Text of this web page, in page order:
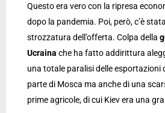
Questo era vero con la ripresa
dopo la pandemia. Poi, però, c’è
strozzatura dell’offerta. Colpa della
Ucraina che ha fatto addirittura
una totale paralisi delle esportazioni
parte di Mosca ma anche di una
prime agricole, di cui Kiev era una